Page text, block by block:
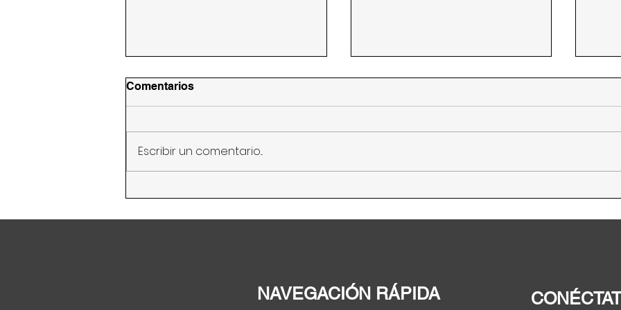
y al crédito de las mujeres
alimentación en
Comentarios
Escribir un comentario...
NAVEGACIÓN RÁPIDA